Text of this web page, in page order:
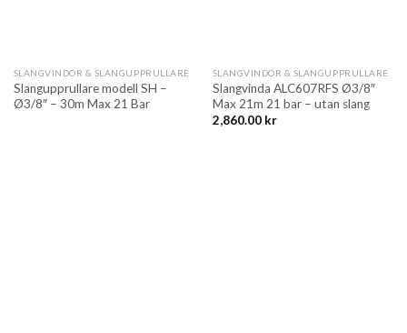
SLANGVINDOR & SLANGUPPRULLARE
Slangupprullare modell SH –
Ø3/8″ – 30m Max 21 Bar
SLANGVINDOR & SLANGUPPRULLARE
Slangvinda ALC607RFS Ø3/8″
Max 21m 21 bar – utan slang
2,860.00 kr